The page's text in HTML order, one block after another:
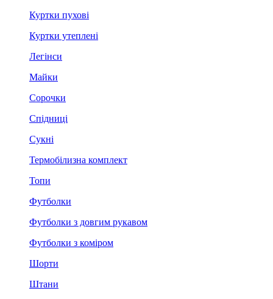
Куртки пухові
Куртки утеплені
Легінси
Майки
Сорочки
Спідниці
Сукні
Термобілизна комплект
Топи
Футболки
Футболки з довгим рукавом
Футболки з коміром
Шорти
Штани